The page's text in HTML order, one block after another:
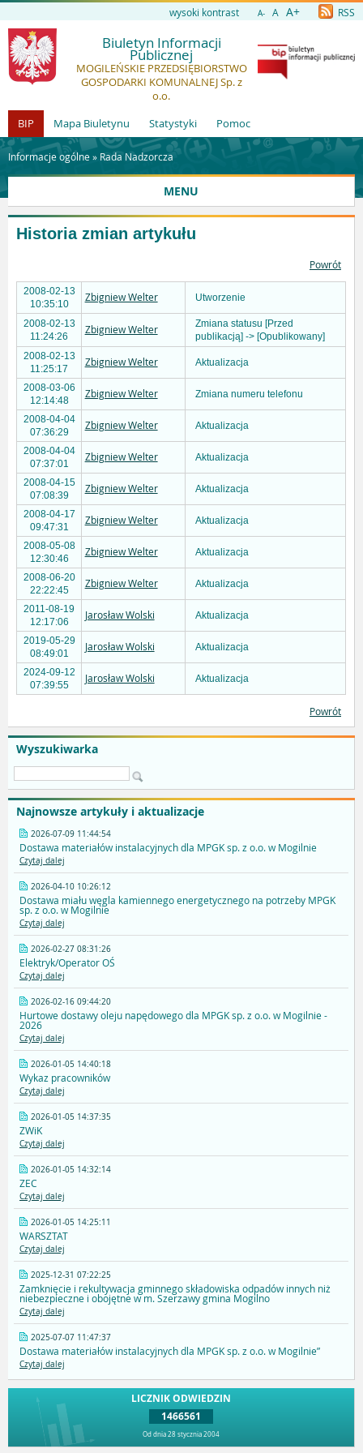
wysoki kontrast A- A A+ RSS
Biuletyn Informacji
Publicznej
MOGILEŃSKIE PRZEDSIĘBIORSTWO
GOSPODARKI KOMUNALNEJ Sp. z
o.o.
BIP
Mapa Biuletynu Statystyki Pomoc
Informacje ogólne » Rada Nadzorcza
MENU
Wyszukiwarka
Najnowsze artykuły i aktualizacje
2026-07-09 11:44:54
Dostawa materiałów instalacyjnych dla MPGK sp. z o.o. w Mogilnie
Czytaj dalej
2026-04-10 10:26:12
Dostawa miału węgla kamiennego energetycznego na potrzeby MPGK
sp. z o.o. w Mogilnie
Czytaj dalej
2026-02-27 08:31:26
Elektryk/Operator OŚ
Czytaj dalej
2026-02-16 09:44:20
Hurtowe dostawy oleju napędowego dla MPGK sp. z o.o. w Mogilnie -
2026
Czytaj dalej
2026-01-05 14:40:18
Wykaz pracowników
Czytaj dalej
2026-01-05 14:37:35
ZWiK
Czytaj dalej
2026-01-05 14:32:14
ZEC
Czytaj dalej
2026-01-05 14:25:11
WARSZTAT
Czytaj dalej
2025-12-31 07:22:25
Zamknięcie i rekultywacja gminnego składowiska odpadów innych niż
niebezpieczne i obojętne w m. Szerzawy gmina Mogilno
Czytaj dalej
2025-07-07 11:47:37
Dostawa materiałów instalacyjnych dla MPGK sp. z o.o. w Mogilnie”
Czytaj dalej
LICZNIK ODWIEDZIN
1466561
Od dnia 28 stycznia 2004
Historia zmian artykułu
Powrót
2008-02-13
10:35:10
Zbigniew Welter Utworzenie
2008-02-13
11:24:26
Zbigniew Welter
Zmiana statusu [Przed
publikacją] -> [Opublikowany]
2008-02-13
11:25:17
Zbigniew Welter Aktualizacja
2008-03-06
12:14:48
Zbigniew Welter Zmiana numeru telefonu
2008-04-04
07:36:29
Zbigniew Welter Aktualizacja
2008-04-04
07:37:01
Zbigniew Welter Aktualizacja
2008-04-15
07:08:39
Zbigniew Welter Aktualizacja
2008-04-17
09:47:31
Zbigniew Welter Aktualizacja
2008-05-08
12:30:46
Zbigniew Welter Aktualizacja
2008-06-20
22:22:45
Zbigniew Welter Aktualizacja
2011-08-19
12:17:06
Jarosław Wolski Aktualizacja
2019-05-29
08:49:01
Jarosław Wolski Aktualizacja
2024-09-12
07:39:55
Jarosław Wolski Aktualizacja
Powrót